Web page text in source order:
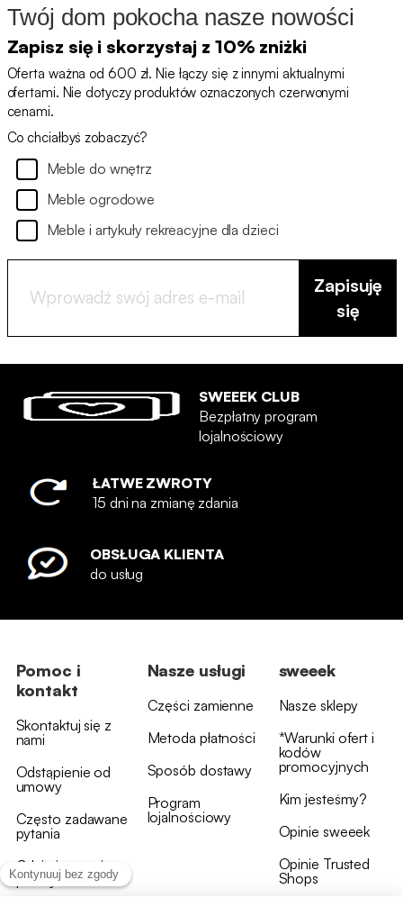
Twój dom pokocha nasze nowości
Zapisz się i skorzystaj z 10% zniżki
Oferta ważna od 600 zł. Nie łączy się z innymi aktualnymi
ofertami. Nie dotyczy produktów oznaczonych czerwonymi
cenami.
Co chciałbyś zobaczyć?
Meble do wnętrz
Meble ogrodowe
Meble i artykuły rekreacyjne dla dzieci
Zapisuję
się
SWEEEK CLUB
Bezpłatny program
lojalnościowy
ŁATWE ZWROTY
15 dni na zmianę zdania
OBSŁUGA KLIENTA
do usług
Pomoc i
kontakt
Skontaktuj się z
nami
Odstąpienie od
umowy
Często zadawane
pytania
Gdzie jest moja
przesyłka?
Nasze usługi
Części zamienne
Metoda płatności
Sposób dostawy
Program
lojalnościowy
sweeek
Nasze sklepy
*Warunki ofert i
kodów
promocyjnych
Kim jesteśmy?
Opinie sweeek
Opinie Trusted
Shops